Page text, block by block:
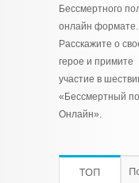
Бессмертного
онлайн формате.
Расскажите о
герое и примите
участие в
«Бессмертный
Онлайн».
ТОП